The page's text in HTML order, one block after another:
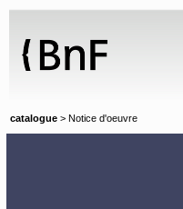
catalogue > Notice d'oeuvre